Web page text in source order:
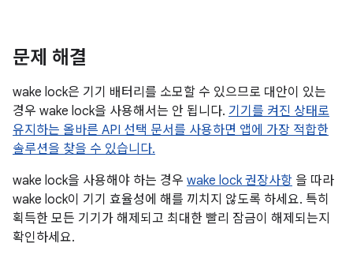
문제 해결
wake lock은 기기 배터리를 소모할 수 있으므로 대안이 있는
경우 wake lock을 사용해서는 안 됩니다. 기기를 켜진 상태로
유지하는 올바른 API 선택 문서를 사용하면 앱에 가장 적합한
솔루션을 찾을 수 있습니다.
wake lock을 사용해야 하는 경우 wake lock 권장사항 을 따라
wake lock이 기기 효율성에 해를 끼치지 않도록 하세요. 특히
획득한 모든 기기가 해제되고 최대한 빨리 잠금이 해제되는지
확인하세요.